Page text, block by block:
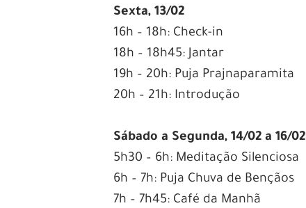
Sexta, 13/02
16h – 18h: Check-in
18h – 18h45: Jantar
19h – 20h: Puja Prajnaparamita
20h – 21h: Introdução
Sábado a Segunda, 14/02 a 16/02
5h30 – 6h: Meditação Silenciosa
6h – 7h: Puja Chuva de Bençãos
7h – 7h45: Café da Manhã